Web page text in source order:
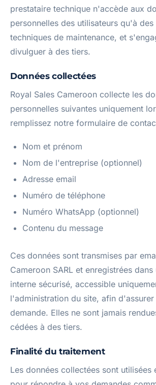
prestataire technique n'accède aux
personnelles des utilisateurs qu'à
techniques de maintenance, et
divulguer à des tiers.
Données collectées
Royal Sales Cameroon collecte les
personnelles suivantes uniquement
remplissez notre formulaire de
Nom et prénom
Nom de l'entreprise (optionnel)
Adresse email
Numéro de téléphone
Numéro WhatsApp (optionnel)
Contenu du message
Ces données sont transmises par
Cameroon SARL et enregistrées
interne sécurisé, accessible
l'administration du site, afin
demande. Elles ne sont jamais
cédées à des tiers.
Finalité du traitement
Les données collectées sont utilisées